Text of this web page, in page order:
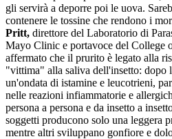
gli servirà a deporre poi le uova.
contenere le tossine che rendono i
Pritt, direttore del Laboratorio di
Mayo Clinic e portavoce del College
affermato che il prurito è legato alla
"vittima" alla saliva dell'insetto: dopo
un'ondata di istamine e leucotrieni,
nelle reazioni infiammatorie e
persona a persona e da insetto a
soggetti producono solo una leggera
mentre altri sviluppano gonfiore e